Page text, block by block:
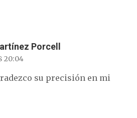
Porcell
20:04
su precisión en mi